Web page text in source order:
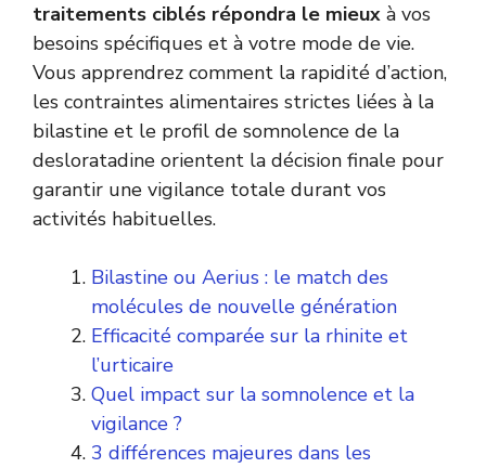
traitements ciblés répondra le mieux à vos
besoins spécifiques et à votre mode de vie.
Vous apprendrez comment la rapidité d’action,
les contraintes alimentaires strictes liées à la
bilastine et le profil de somnolence de la
desloratadine orientent la décision finale pour
garantir une vigilance totale durant vos
activités habituelles.
Bilastine ou Aerius : le match des
molécules de nouvelle génération
Efficacité comparée sur la rhinite et
l’urticaire
Quel impact sur la somnolence et la
vigilance ?
3 différences majeures dans les